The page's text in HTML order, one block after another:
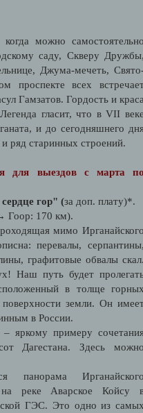
когда можно
саду, Скверу
Джума-мечеть,
проспекте всех
Гамзатов. Гордость и
гласит, что в VII
и до сегодняшнего
ряд старинных строений.
для выездов с марта
гор" (за доп. плату)*.
Гоор: 170 км).
мимо
перевалы,
графитовые обвалы
Наш путь будет
в толще
земли. Он
в России.
– яркому примеру
Дагестана. Здесь
панорама
на реке Аварское Койсу
ГЭС. Это одно из